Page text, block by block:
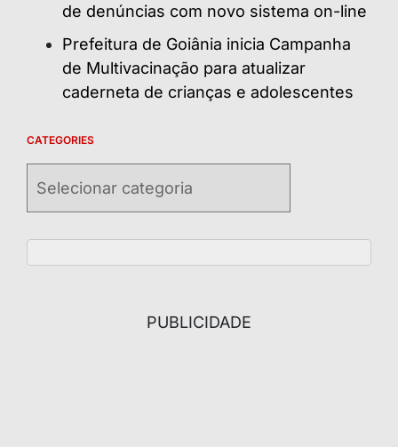
de denúncias com novo sistema on-line
Prefeitura de Goiânia inicia Campanha
de Multivacinação para atualizar
caderneta de crianças e adolescentes
CATEGORIES
PUBLICIDADE